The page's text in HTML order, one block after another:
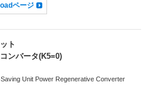
ページ
ト
ンバータ(K5=0)
Unit Power Regenerative Converter